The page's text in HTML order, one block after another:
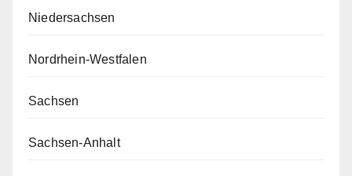
Niedersachsen
Nordrhein-Westfalen
Sachsen
Sachsen-Anhalt